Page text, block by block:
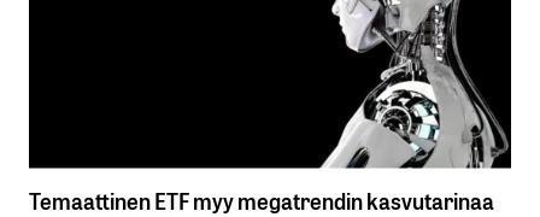
Tilaa SalkunRakentajan uutiskirje
Temaattinen ETF myy megatrendin kasvutarinaa